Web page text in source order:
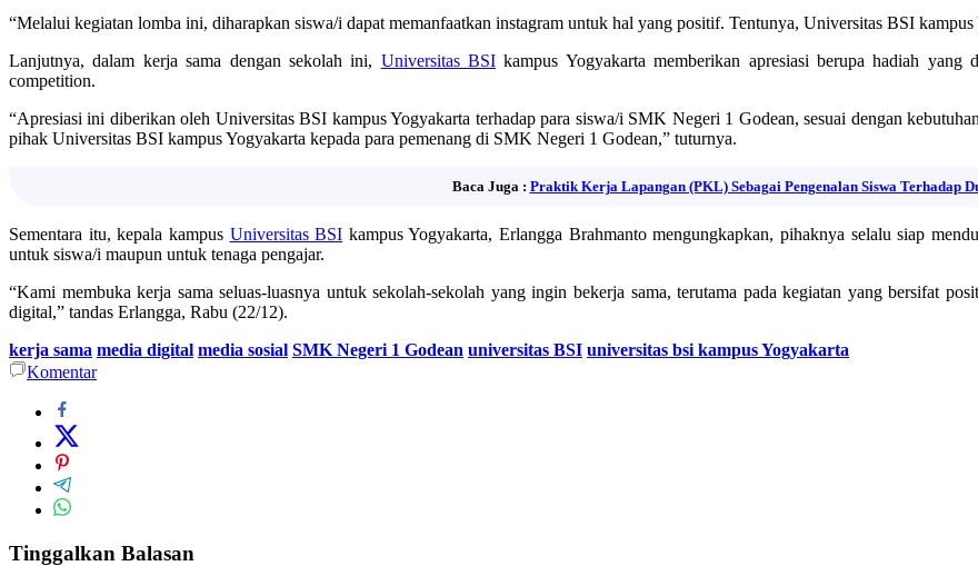
“Melalui kegiatan lomba ini, diharapkan siswa/i dapat memanfaatkan instagram untuk hal yang positif. Tentunya, Universitas BSI
Lanjutnya, dalam kerja sama dengan sekolah ini, Universitas BSI kampus Yogyakarta memberikan apresiasi berupa hadiah
competition.
“Apresiasi ini diberikan oleh Universitas BSI kampus Yogyakarta terhadap para siswa/i SMK Negeri 1 Godean, sesuai dengan
pihak Universitas BSI kampus Yogyakarta kepada para pemenang di SMK Negeri 1 Godean,” tuturnya.
Baca Juga : Praktik Kerja Lapangan (PKL) Sebagai Pengenalan Siswa Terhadap
Sementara itu, kepala kampus Universitas BSI kampus Yogyakarta, Erlangga Brahmanto mengungkapkan, pihaknya selalu siap
untuk siswa/i maupun untuk tenaga pengajar.
“Kami membuka kerja sama seluas-luasnya untuk sekolah-sekolah yang ingin bekerja sama, terutama pada kegiatan yang bersifat
digital,” tandas Erlangga, Rabu (22/12).
kerja sama media digital media sosial SMK Negeri 1 Godean universitas BSI universitas bsi kampus Yogyakarta
Komentar
Tinggalkan Balasan